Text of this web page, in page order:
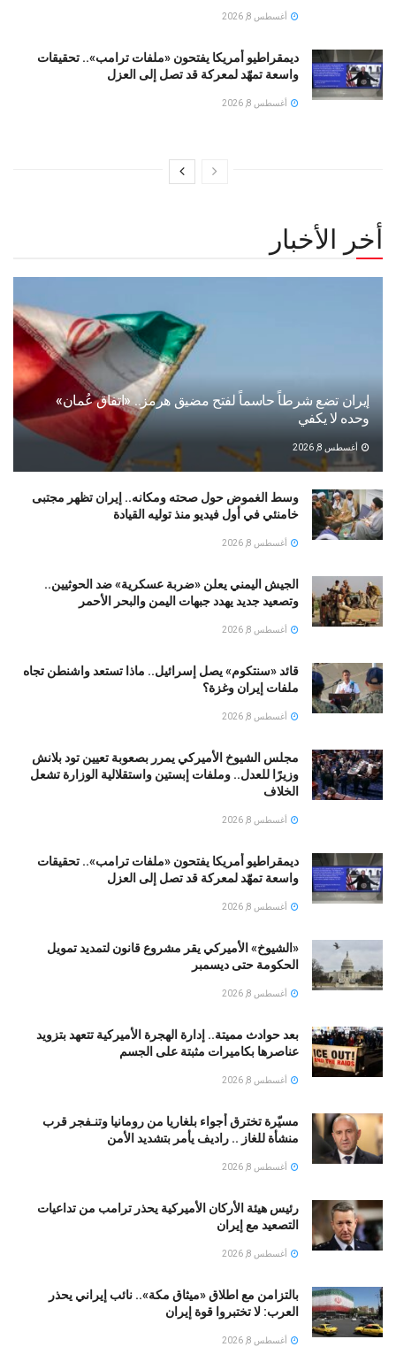
أغسطس 8, 2026
ديمقراطيو أمريكا يفتحون «ملفات ترامب».. تحقيقات
واسعة تمهّد لمعركة قد تصل إلى العزل
أغسطس 8, 2026
أخر الأخبار
إيران تضع شرطاً حاسماً لفتح مضيق هرمز.. «اتفاق عُمان»
وحده لا يكفي
أغسطس 8, 2026
وسط الغموض حول صحته ومكانه.. إيران تظهر مجتبى
خامنئي في أول فيديو منذ توليه القيادة
أغسطس 8, 2026
الجيش اليمني يعلن «ضربة عسكرية» ضد الحوثيين..
وتصعيد جديد يهدد جبهات اليمن والبحر الأحمر
أغسطس 8, 2026
قائد «سنتكوم» يصل إسرائيل.. ماذا تستعد واشنطن تجاه
ملفات إيران وغزة؟
أغسطس 8, 2026
مجلس الشيوخ الأميركي يمرر بصعوبة تعيين تود بلانش
وزيرًا للعدل.. وملفات إبستين واستقلالية الوزارة تشعل
الخلاف
أغسطس 8, 2026
ديمقراطيو أمريكا يفتحون «ملفات ترامب».. تحقيقات
واسعة تمهّد لمعركة قد تصل إلى العزل
أغسطس 8, 2026
«الشيوخ» الأميركي يقر مشروع قانون لتمديد تمويل
الحكومة حتى ديسمبر
أغسطس 8, 2026
بعد حوادث مميتة.. إدارة الهجرة الأميركية تتعهد بتزويد
عناصرها بكاميرات مثبتة على الجسم
أغسطس 8, 2026
مسيّرة تخترق أجواء بلغاريا من رومانيا وتنـفجر قرب
منشأة للغاز .. راديف يأمر بتشديد الأمن
أغسطس 8, 2026
رئيس هيئة الأركان الأميركية يحذر ترامب من تداعيات
التصعيد مع إيران
أغسطس 8, 2026
بالتزامن مع اطلاق «ميثاق مكة».. نائب إيراني يحذر
العرب: لا تختبروا قوة إيران
أغسطس 8, 2026